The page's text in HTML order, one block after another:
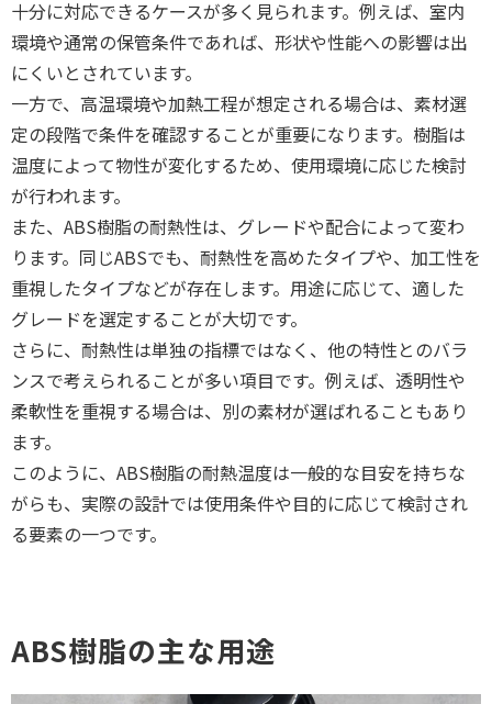
十分に対応できるケースが多く見られます。例えば、室内
環境や通常の保管条件であれば、形状や性能への影響は出
にくいとされています。
一方で、高温環境や加熱工程が想定される場合は、素材選
定の段階で条件を確認することが重要になります。樹脂は
温度によって物性が変化するため、使用環境に応じた検討
が行われます。
また、ABS樹脂の耐熱性は、グレードや配合によって変わ
ります。同じABSでも、耐熱性を高めたタイプや、加工性を
重視したタイプなどが存在します。用途に応じて、適した
グレードを選定することが大切です。
さらに、耐熱性は単独の指標ではなく、他の特性とのバラ
ンスで考えられることが多い項目です。例えば、透明性や
柔軟性を重視する場合は、別の素材が選ばれることもあり
ます。
このように、ABS樹脂の耐熱温度は一般的な目安を持ちな
がらも、実際の設計では使用条件や目的に応じて検討され
る要素の一つです。
ABS樹脂の主な用途